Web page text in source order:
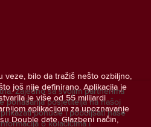
veze, bilo da tražiš nešto ozbiljno,
još nije definirano. Aplikacija je
je više od 55 milijardi
aplikacijom za upoznavanje
Double date, Glazbeni način,
Zajedno sa svojim partnerima
ponašanja posjetitelja na našoj
ponude i poboljšati naše
o kolačićima i